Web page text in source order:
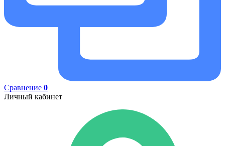
Сравнение 0
Личный кабинет